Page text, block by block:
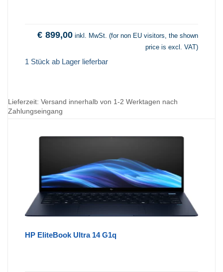
€ 899,00 inkl. MwSt. (for non EU visitors, the shown
price is excl. VAT)
1 Stück ab Lager lieferbar
Lieferzeit: Versand innerhalb von 1-2 Werktagen nach
Zahlungseingang
HP EliteBook Ultra 14 G1q